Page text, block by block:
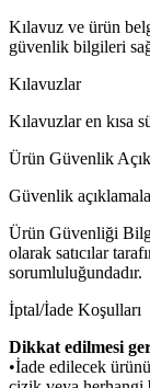
Kılavuz ve ürün
güvenlik bilgileri
Kılavuzlar
Kılavuzlar en kısa
Ürün Güvenlik
Güvenlik
Ürün Güvenliği
olarak satıcılar
sorumluluğundadır.
İptal/İade Koşulları
Dikkat edilmesi
•İade edilecek